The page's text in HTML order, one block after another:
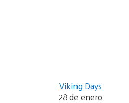
Viking Days
28 de enero